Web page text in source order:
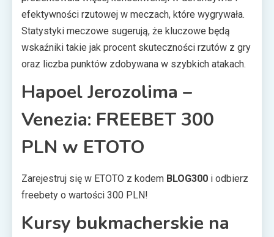
efektywności rzutowej w meczach, które wygrywała.
Statystyki meczowe sugerują, że kluczowe będą
wskaźniki takie jak procent skuteczności rzutów z gry
oraz liczba punktów zdobywana w szybkich atakach.
Hapoel Jerozolima –
Venezia: FREEBET 300
PLN w ETOTO
Zarejestruj się w ETOTO z kodem BLOG300 i odbierz
freebety o wartości 300 PLN!
Kursy bukmacherskie na